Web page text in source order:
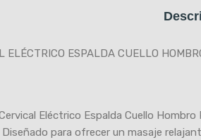
ELÉCTRICO ESPALDA CUELLO
Eléctrico Espalda Cuello
para ofrecer un masaje